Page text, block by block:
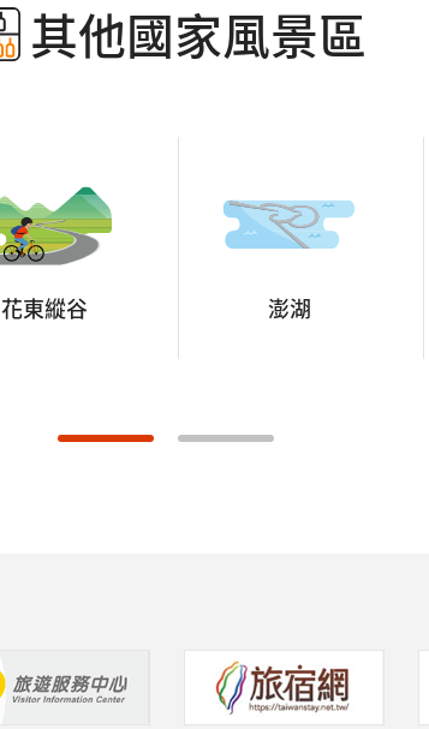
其他國家風景區
花東縱谷 澎湖